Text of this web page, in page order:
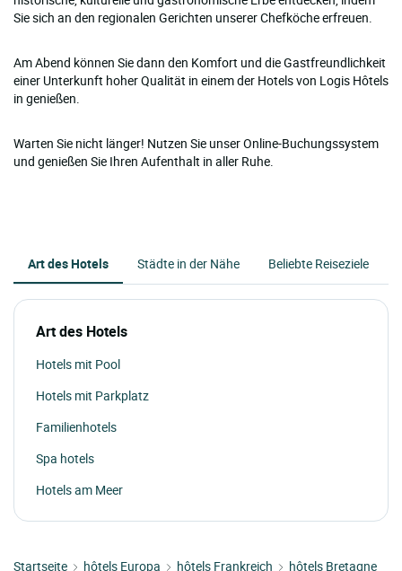
Sie sich an den regionalen Gerichten unserer Chefköche erfreuen.
Am Abend können Sie dann den Komfort und die Gastfreundlichkeit
einer Unterkunft hoher Qualität in einem der Hotels von Logis Hôtels
in genießen.
Warten Sie nicht länger! Nutzen Sie unser Online-Buchungssystem
und genießen Sie Ihren Aufenthalt in aller Ruhe.
Art des Hotels Städte in der Nähe Beliebte Reiseziele
Art des Hotels
Hotels mit Pool
Hotels mit Parkplatz
Familienhotels
Spa hotels
Hotels am Meer
Startseite hôtels Europa hôtels Frankreich
hôtels Bretagne